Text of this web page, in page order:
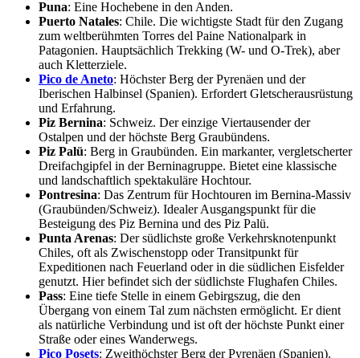
Puna: Eine Hochebene in den Anden.
Puerto Natales: Chile. Die wichtigste Stadt für den Zugang
zum weltberühmten Torres del Paine Nationalpark in
Patagonien. Hauptsächlich Trekking (W- und O-Trek), aber
auch Kletterziele.
Pico de Aneto: Höchster Berg der Pyrenäen und der
Iberischen Halbinsel (Spanien). Erfordert Gletscherausrüstung
und Erfahrung.
Piz Bernina: Schweiz. Der einzige Viertausender der
Ostalpen und der höchste Berg Graubündens.
Piz Palü: Berg in Graubünden. Ein markanter, vergletscherter
Dreifachgipfel in der Berninagruppe. Bietet eine klassische
und landschaftlich spektakuläre Hochtour.
Pontresina: Das Zentrum für Hochtouren im Bernina-Massiv
(Graubünden/Schweiz). Idealer Ausgangspunkt für die
Besteigung des Piz Bernina und des Piz Palü.
Punta Arenas: Der südlichste große Verkehrsknotenpunkt
Chiles, oft als Zwischenstopp oder Transitpunkt für
Expeditionen nach Feuerland oder in die südlichen Eisfelder
genutzt. Hier befindet sich der südlichste Flughafen Chiles.
Pass: Eine tiefe Stelle in einem Gebirgszug, die den
Übergang von einem Tal zum nächsten ermöglicht. Er dient
als natürliche Verbindung und ist oft der höchste Punkt einer
Straße oder eines Wanderwegs.
Pico Posets: Zweithöchster Berg der Pyrenäen (Spanien).